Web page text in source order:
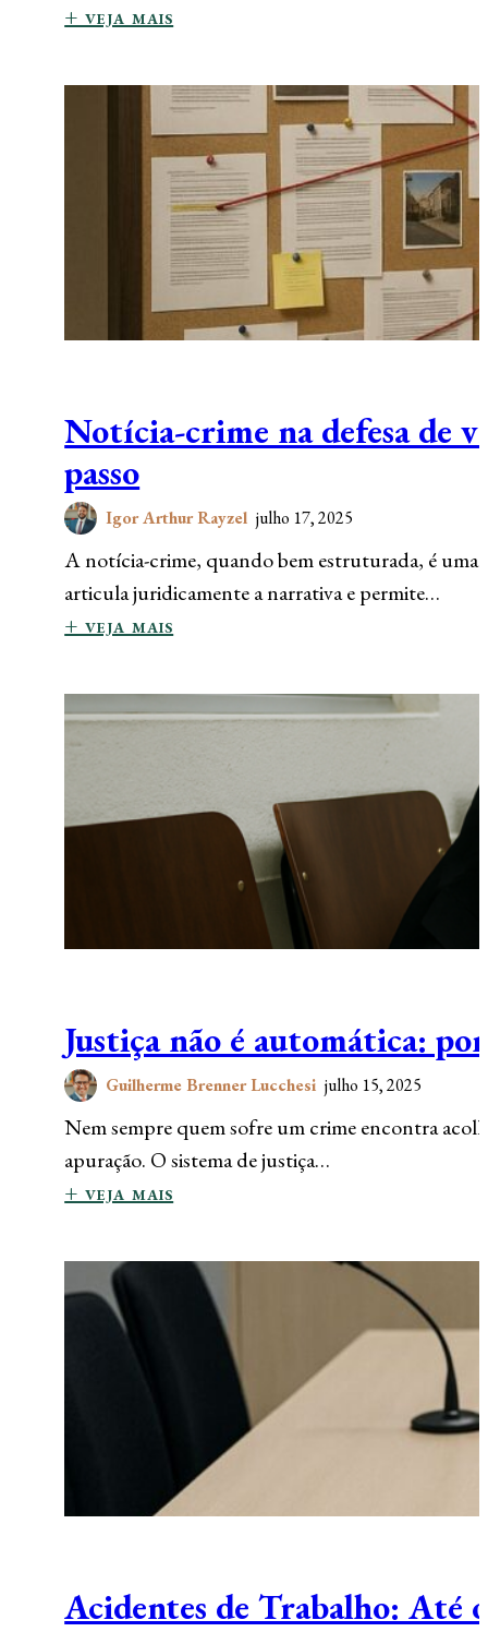
+ veja mais
Notícia-crime na defesa de
passo
Igor Arthur Rayzel julho 17, 2025
A notícia-crime, quando bem estruturada, é uma
articula juridicamente a narrativa e permite…
+ veja mais
Justiça não é automática:
Guilherme Brenner Lucchesi julho 15, 2025
Nem sempre quem sofre um crime encontra
apuração. O sistema de justiça…
+ veja mais
Acidentes de Trabalho: Até